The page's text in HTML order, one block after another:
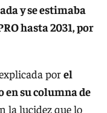
y se estimaba
hasta 2031, por
porel
en su columna de
la lucidez que lo